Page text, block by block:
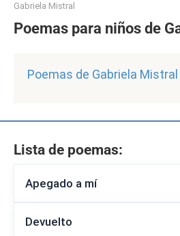
Gabriela Mistral
Poemas para niños de
Poemas de Gabriela Mistral
Lista de poemas:
Apegado a mí
Devuelto